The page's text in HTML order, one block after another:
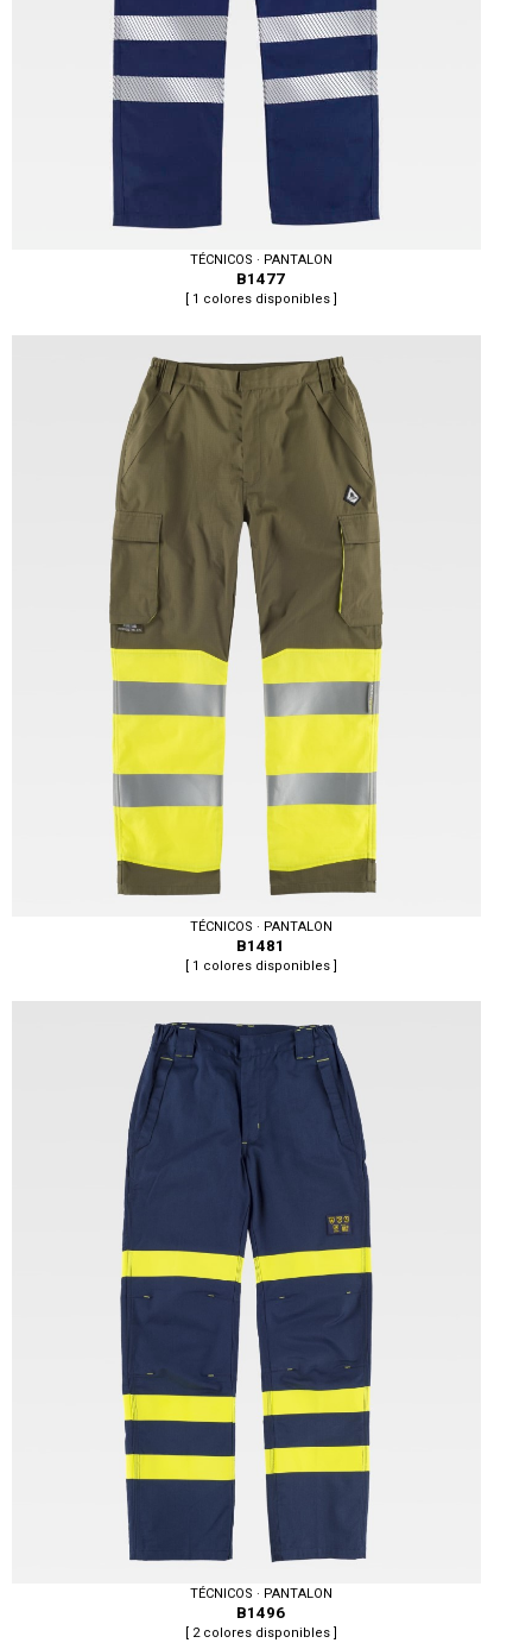
Tallas: S, M, L, XL, XXL, 3XL
TÉCNICOS · PANTALON
B1477
[ 1 colores disponibles ]
Tallas: S, M, L, XL, XXL
TÉCNICOS · PANTALON
B1481
[ 1 colores disponibles ]
TÉCNICOS · PANTALON
B1496
[ 2 colores disponibles ]